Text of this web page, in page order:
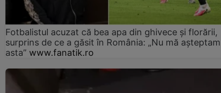
Fotbalistul acuzat că bea apa din ghivece și florării,
surprins de ce a găsit în România: „Nu mă
asta” www.fanatik.ro